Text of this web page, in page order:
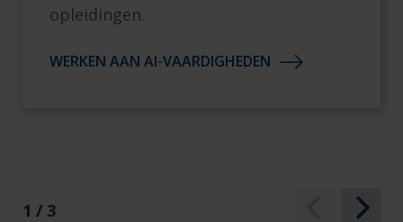
opleidingen.
WERKEN AAN AI-VAARDIGHEDEN
1 / 3